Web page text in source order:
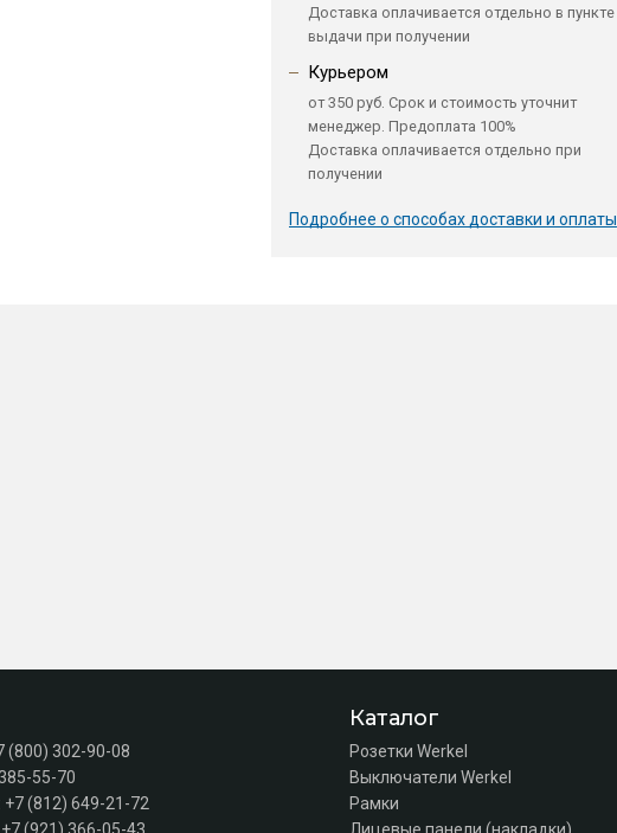
Доставка оплачивается отдельно в пункте
выдачи при получении
Курьером
от 350 руб. Срок и стоимость уточнит
менеджер. Предоплата 100%
Доставка оплачивается отдельно при
получении
Подробнее о способах доставки и оплаты
(800) 302-90-08
55-70
+7 (812) 649-21-72
Каталог
Розетки Werkel
Выключатели Werkel
Рамки